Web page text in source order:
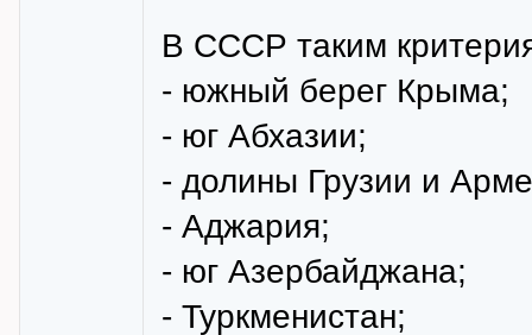
В СССР таким
- южный берег Крыма;
- юг Абхазии;
- долины Грузии и
- Аджария;
- юг Азербайджана;
- Туркменистан;